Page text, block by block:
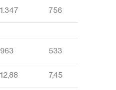
1.347 756
963 533
12,88 7,45